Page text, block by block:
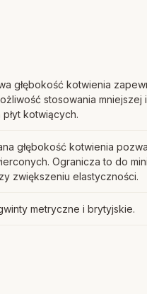
głębokość kotwienia
stosowania mniejszej
kotwiących.
głębokość kotwienia
Ogranicza to do
zwiększeniu elastyczności.
metryczne i brytyjskie.